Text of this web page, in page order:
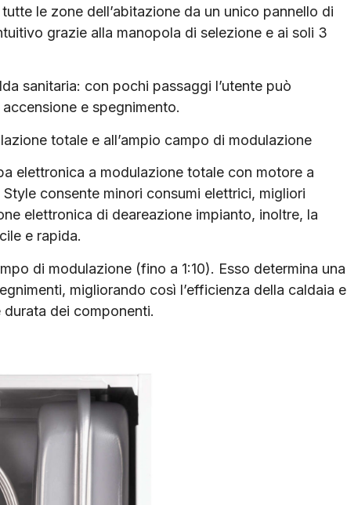
le zone dell’abitazione da un unico pannello di
grazie alla manopola di selezione e ai soli 3
sanitaria: con pochi passaggi l’utente può
e spegnimento.
totale e all’ampio campo di modulazione
elettronica a modulazione totale con motore a
consente minori consumi elettrici, migliori
elettronica di deareazione impianto, inoltre, la
e rapida.
di modulazione (fino a 1:10). Esso determina una
migliorando così l’efficienza della caldaia e
durata dei componenti.